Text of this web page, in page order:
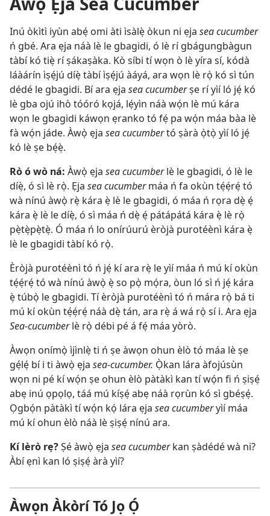
Inú òkìtì iyùn abẹ́ omi àti ìsàlẹ̀ òkun ni ẹja sea cucumber
ń gbé. Ara ẹja náà lè le gbagidi, ó lè rí gbágungbàgun
tàbí kó tiẹ̀ rí ṣákaṣàka. Kò síbi tí wọn ò lè yíra sí, kódà
láàárín ìṣẹ́jú díẹ̀ tàbí ìṣẹ́jú àáyá, ara wọn lè rọ̀ kó sì tún
dédé le gbagidi. Bí ara ẹja sea cucumberṣe rí yìí ló jẹ́ kó
lè gba ojú ihò tóóró kọjá, lẹ́yìn náà wọ́n lè mú kára
wọn le gbagidi káwọn ẹranko tó fẹ́ pa wọ́n máa bàa lè
fà wọ́n jáde. Àwọ̀ ẹja sea cucumbertó ṣàrà ọ̀tọ̀ yìí ló jẹ́
kó lè ṣe bẹ́ẹ̀.
Rò ó wò ná: Àwọ̀ ẹja sea cucumberlè le gbagidi, ó lè le
díẹ̀, ó sì lè rọ̀. Ẹja sea cucumbermáa ń fa okùn tẹ́ẹ́rẹ́ tó
wà nínú àwọ̀ rẹ̀ kára ẹ̀ lè le gbagidi, ó máa ń rọra dẹ̀ ẹ́
kára ẹ̀ lè le díẹ̀, ó sì máa ń dẹ̀ ẹ́ pátápátá kára ẹ̀ lè rọ̀
pẹ̀tẹ̀pẹ̀tẹ̀. Ó máa ń lo onírúurú èròjà purotéènì kára ẹ̀
lè le gbagidi tàbí kó rọ̀.
Èròjà purotéènì tó ń jẹ́ kí ara rẹ̀ le yìí máa ń mú kí okùn
tẹ́ẹ́rẹ́ tó wà nínú àwọ̀ ẹ̀ so pọ̀ mọ́ra, òun ló sì ń jẹ́ kára
ẹ̀ túbọ̀ le gbagidi. Tí èròjà purotéènì tó ń mára rọ̀ bá ti
mú kí okùn tẹ́ẹ́rẹ́ náà dẹ̀ tán, ara rẹ̀ á wá rọ̀ sí i. Ara ẹja
Sea-cucumberlè rọ̀ débi pé á fẹ́ máa yòrò.
Àwọn onímọ̀ ìjìnlẹ̀ ti ń ṣe àwọn ohun èlò tó máa lè ṣe
gẹ́lẹ́ bí i ti àwọ̀ ẹja sea-cucumber. Ọ̀kan lára àfojúsùn
wọn ni pé kí wọ́n ṣe ohun èlò pàtàkì kan tí wọ́n fi ń ṣiṣẹ́
abẹ inú ọpọlọ, táá mú kíṣẹ́ abẹ náà rọrùn kó sì gbéṣẹ́.
Ọgbọ́n pàtàkì tí wọ́n kọ́ lára ẹja sea cucumberyìí máa
mú kí ohun èlò náà lè ṣiṣẹ́ nínú ara.
Kí lèrò rẹ?Ṣé àwọ̀ ẹja sea cucumberkan ṣàdédé wà ni?
Àbí ẹnì kan ló ṣiṣẹ́ àrà yìí?
Àwọn Àkòrí Tó Jọ Ọ́